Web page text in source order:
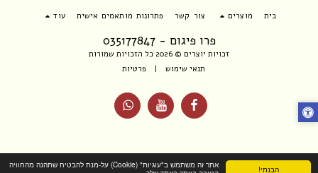
הבנתי!
אתר זה משתמש ב"עוגיות" (Cookie) על-מנת להבטיח שתהנה מהחוויה
פרו פיגום - 035177847
זכויות יוצרים © 2026 כל הזכויות שמורות
תנאי שימוש | פרטיות
בית מוצרים צור קשר פתרונות מותאמים אישית עוד